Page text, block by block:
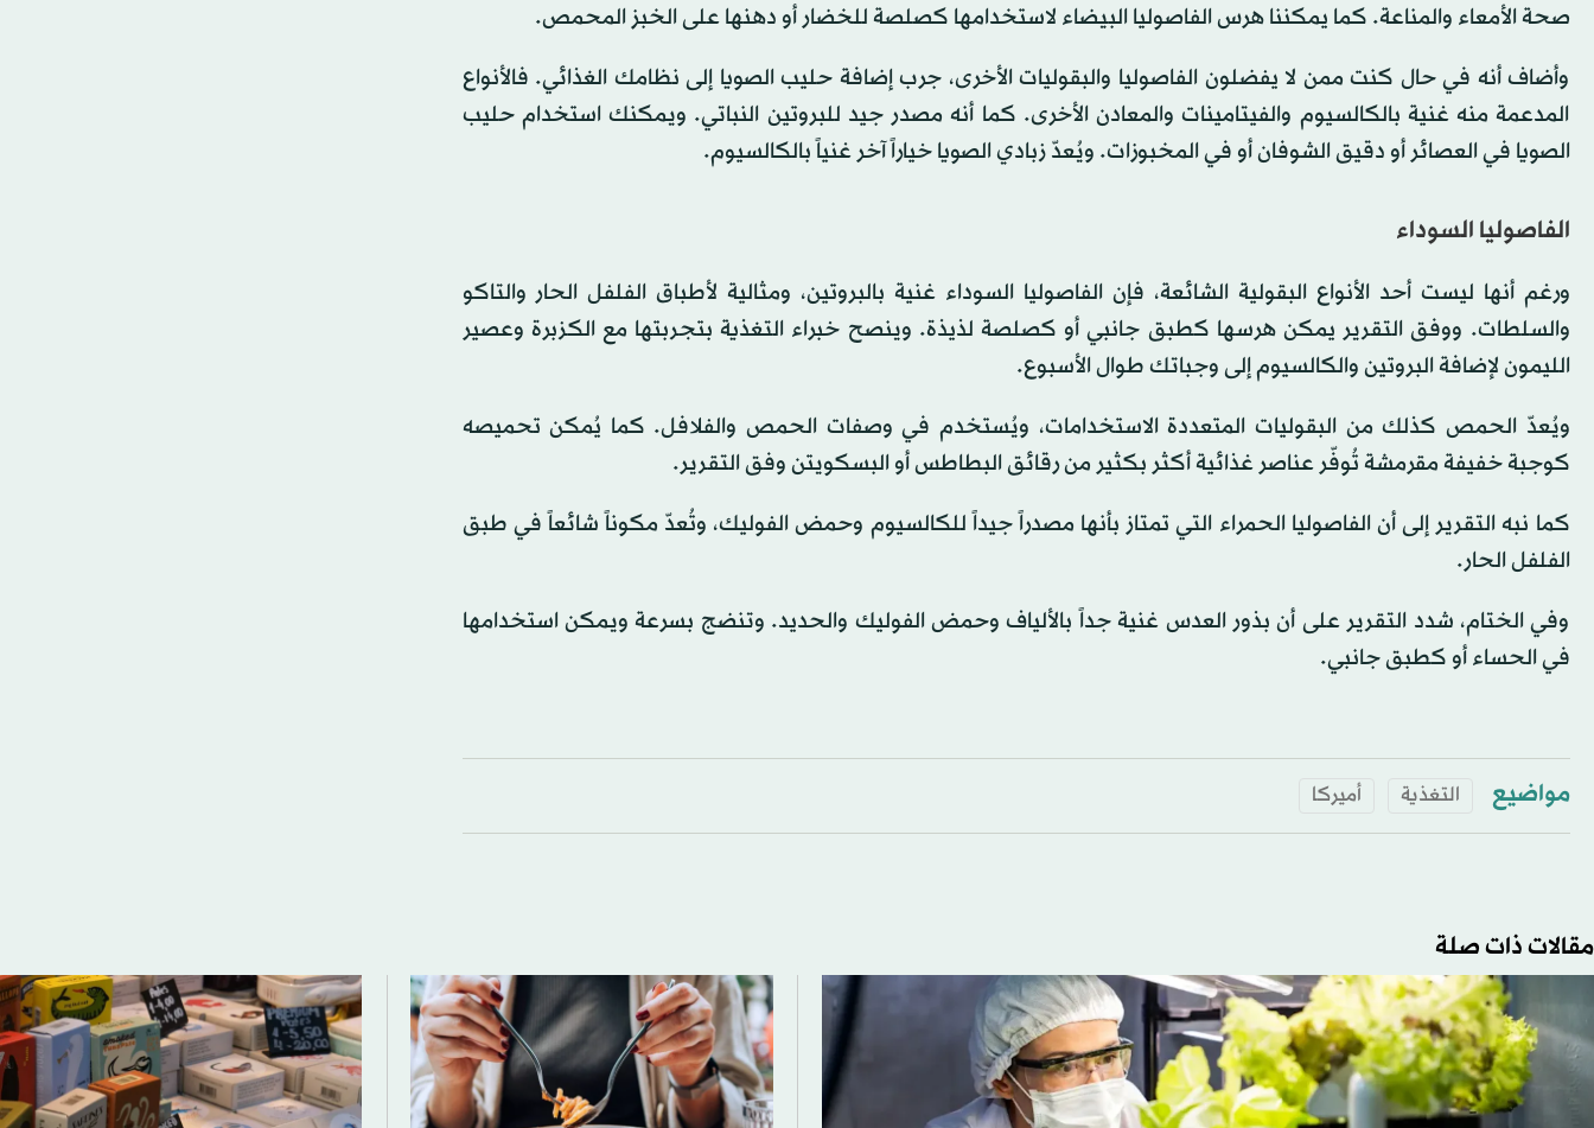
صحة الأمعاء والمناعة. كما يمكننا هرس الفاصوليا البيضاء لاستخدامها كصلصة للخضار أو دهنها على الخبز المحمص.
وأضاف أنه في حال كنت ممن لا يفضلون الفاصوليا والبقوليات الأخرى، جرب إضافة حليب الصويا إلى نظامك الغذائي. فالأنواع
المدعمة منه غنية بالكالسيوم والفيتامينات والمعادن الأخرى. كما أنه مصدر جيد للبروتين النباتي. ويمكنك استخدام حليب
الصويا في العصائر أو دقيق الشوفان أو في المخبوزات. ويُعدّ زبادي الصويا خياراً آخر غنياً بالكالسيوم.
الفاصوليا السوداء
ورغم أنها ليست أحد الأنواع البقولية الشائعة، فإن الفاصوليا السوداء غنية بالبروتين، ومثالية لأطباق الفلفل الحار والتاكو
والسلطات. ووفق التقرير يمكن هرسها كطبق جانبي أو كصلصة لذيذة. وينصح خبراء التغذية بتجربتها مع الكزبرة وعصير
الليمون لإضافة البروتين والكالسيوم إلى وجباتك طوال الأسبوع.
ويُعدّ الحمص كذلك من البقوليات المتعددة الاستخدامات، ويُستخدم في وصفات الحمص والفلافل. كما يُمكن تحميصه
كوجبة خفيفة مقرمشة تُوفّر عناصر غذائية أكثر بكثير من رقائق البطاطس أو البسكويتن وفق التقرير.
كما نبه التقرير إلى أن الفاصوليا الحمراء التي تمتاز بأنها مصدراً جيداً للكالسيوم وحمض الفوليك، وتُعدّ مكوناً شائعاً في طبق
الفلفل الحار.
وفي الختام، شدد التقرير على أن بذور العدس غنية جداً بالألياف وحمض الفوليك والحديد. وتنضج بسرعة ويمكن استخدامها
في الحساء أو كطبق جانبي.
مواضيع التغذية أميركا
مقالات ذات صلة